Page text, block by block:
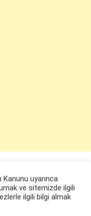
Kanunu uyarınca
ve sitemizde ilgili
ilgili bilgi almak